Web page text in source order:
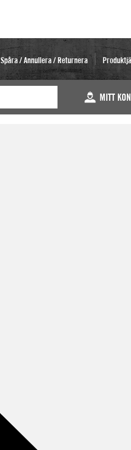
Spåra / Annullera / Returnera
MITT